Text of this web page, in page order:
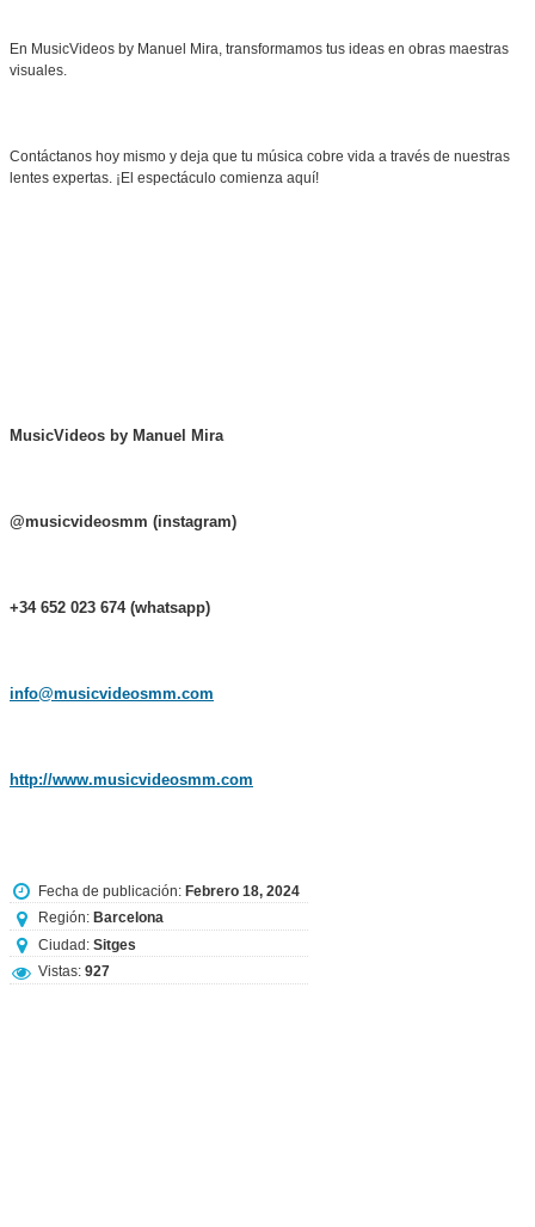
En MusicVideos by Manuel Mira, transformamos tus ideas en obras maestras
visuales.
Contáctanos hoy mismo y deja que tu música cobre vida a través de nuestras
lentes expertas. ¡El espectáculo comienza aquí!
MusicVideos by Manuel Mira
@musicvideosmm (instagram)
+34 652 023 674 (whatsapp)
info@musicvideosmm.com
http://www.musicvideosmm.com
Fecha de publicación: Febrero 18, 2024
Región: Barcelona
Ciudad: Sitges
Vistas: 927